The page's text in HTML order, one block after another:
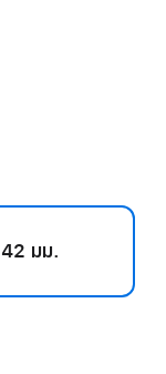
42 มม.